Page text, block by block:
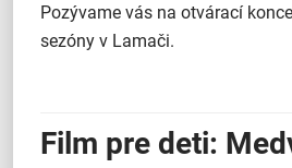
Pozývame vás na otvárací
sezóny v Lamači.
Film pre deti: